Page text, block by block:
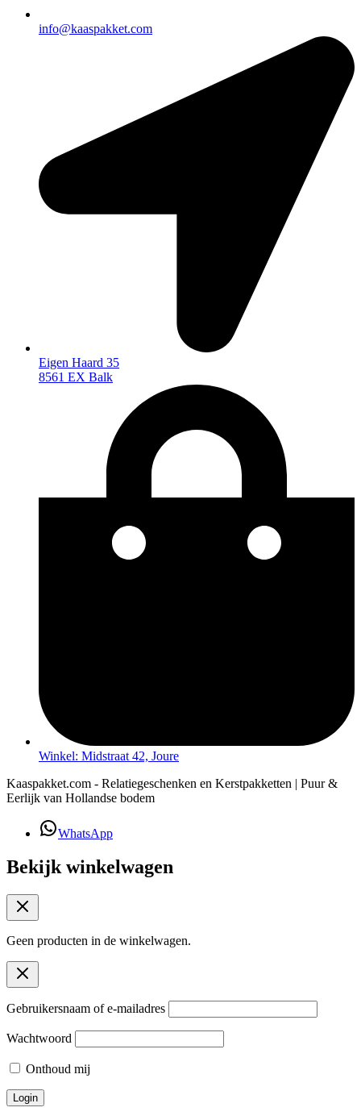
info@kaaspakket.com
Eigen Haard 35
8561 EX Balk
Winkel: Midstraat 42, Joure
Kaaspakket.com - Relatiegeschenken en Kerstpakketten | Puur &
Eerlijk van Hollandse bodem
WhatsApp
Bekijk winkelwagen
Geen producten in de winkelwagen.
Gebruikersnaam of e-mailadres
Wachtwoord
Onthoud mij